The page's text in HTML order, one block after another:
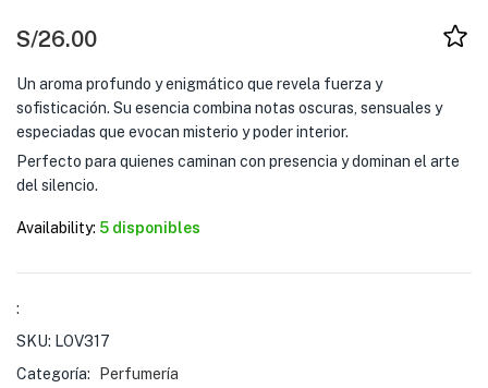
S/26.00
Un aroma profundo y enigmático que revela fuerza y
sofisticación. Su esencia combina notas oscuras, sensuales y
especiadas que evocan misterio y poder interior.
Perfecto para quienes caminan con presencia y dominan el arte
del silencio.
Availability: 5 disponibles
:
SKU: LOV317
Categoría:
Perfumería